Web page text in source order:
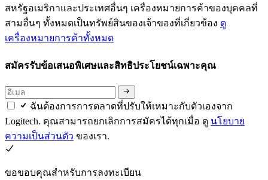
สหรัฐอเมริกาและประเทศอื่นๆ เครื่องหมายการค้าของบุคคลที่
สามอื่นๆ ทั้งหมดเป็นทรัพย์สินของเจ้าของที่เกี่ยวข้อง ดู
เครื่องหมายการค้าทั้งหมด
สมัครรับข้อเสนอพิเศษและสิทธิประโยชน์เฉพาะคุณ
ฉันต้องการการตลาดที่ปรับให้เหมาะกับตัวเองจาก
Logitech. คุณสามารถยกเลิกการสมัครได้ทุกเมื่อ ดู นโยบาย
ความเป็นส่วนตัว ของเรา.
ขอขอบคุณสำหรับการลงทะเบียน